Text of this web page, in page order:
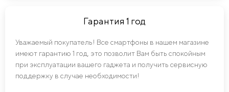
Гарантия 1 год
Уважаемый покупатель! Все смартфоны в нашем магазине
имеют гарантию 1 год, это позволит Вам быть спокойным
при эксплуатации вашего гаджета и получить сервисную
поддержку в случае необходимости!